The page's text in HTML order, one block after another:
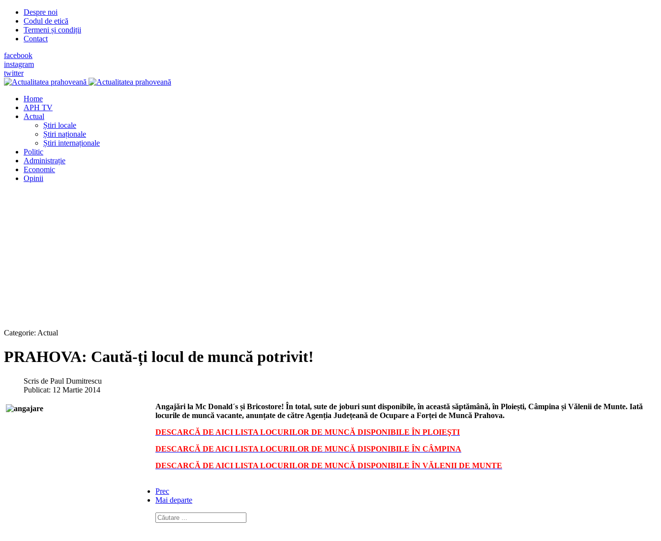
Despre noi
Codul de etică
Termeni și condiții
Contact
facebook
instagram
twitter
Home
APH TV
Actual
Știri locale
Știri naționale
Știri internaționale
Politic
Administrație
Economic
Opinii
Categorie: Actual
PRAHOVA: Caută-ți locul de muncă potrivit!
Scris de Paul Dumitrescu
Publicat: 12 Martie 2014
Angajări la Mc Donald´s și Bricostore! În total, sute de joburi sunt disponibile, în această săptămână, în Ploiești, Câmpina și Vălenii de Munte. Iată
locurile de muncă vacante, anunțate de către Agenția Județeană de Ocupare a Forței de Muncă Prahova.
DESCARCĂ DE AICI LISTA LOCURILOR DE MUNCĂ DISPONIBILE ÎN PLOIEŞTI
DESCARCĂ DE AICI LISTA LOCURILOR DE MUNCĂ DISPONIBILE ÎN CÂMPINA
DESCARCĂ DE AICI LISTA LOCURILOR DE MUNCĂ DISPONIBILE ÎN VĂLENII DE MUNTE
Prec
Mai departe